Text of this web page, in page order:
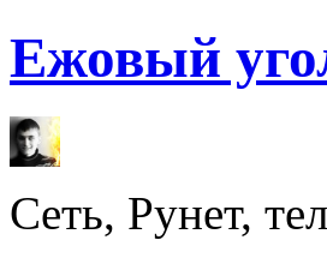
Ежовый
Сеть, Рунет,